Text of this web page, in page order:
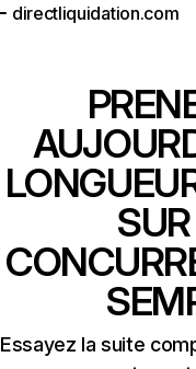
directliquidation.com
Essayez la suite